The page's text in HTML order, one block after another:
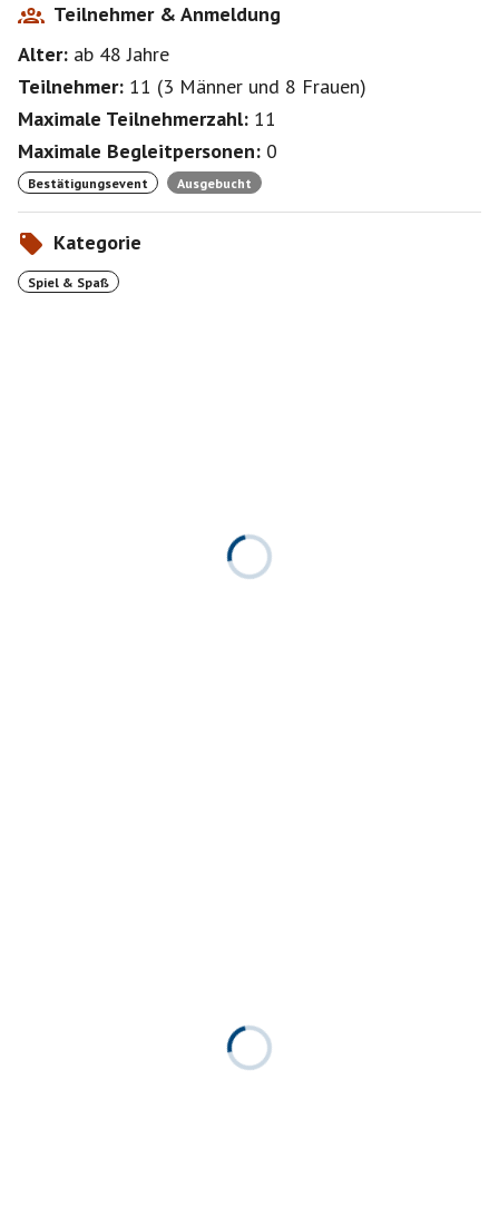
Teilnehmer & Anmeldung
Alter: ab 48Jahre
Teilnehmer: 11 (3 Männer und 8 Frauen)
Maximale Teilnehmerzahl: 11
Maximale Begleitpersonen: 0
Bestätigungsevent Ausgebucht
Kategorie
Spiel & Spaß